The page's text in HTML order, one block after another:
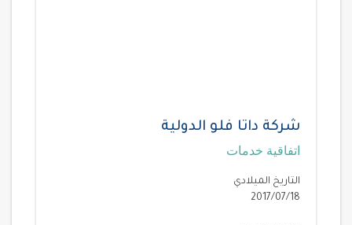
شركة داتا فلو الدولية
اتفاقية خدمات
التاريخ الميلادي
2017/07/18